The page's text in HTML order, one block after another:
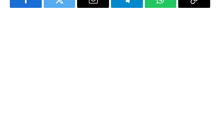
FacebookTwitter Email TelegramWhatsAppCopy